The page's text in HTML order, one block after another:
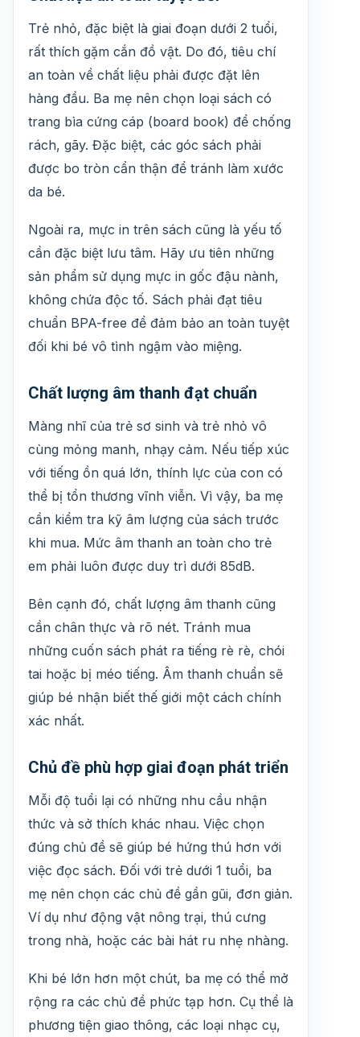
Trẻ nhỏ, đặc biệt là giai đoạn dưới 2 tuổi,
rất thích gặm cắn đồ vật. Do đó, tiêu chí
an toàn về chất liệu phải được đặt lên
hàng đầu. Ba mẹ nên chọn loại sách có
trang bìa cứng cáp (board book) để chống
rách, gãy. Đặc biệt, các góc sách phải
được bo tròn cẩn thận để tránh làm xước
da bé.
Ngoài ra, mực in trên sách cũng là yếu tố
cần đặc biệt lưu tâm. Hãy ưu tiên những
sản phẩm sử dụng mực in gốc đậu nành,
không chứa độc tố. Sách phải đạt tiêu
chuẩn BPA-free để đảm bảo an toàn tuyệt
đối khi bé vô tình ngậm vào miệng.
Chất lượng âm thanh đạt chuẩn
Màng nhĩ của trẻ sơ sinh và trẻ nhỏ vô
cùng mỏng manh, nhạy cảm. Nếu tiếp xúc
với tiếng ồn quá lớn, thính lực của con có
thể bị tổn thương vĩnh viễn. Vì vậy, ba mẹ
cần kiểm tra kỹ âm lượng của sách trước
khi mua. Mức âm thanh an toàn cho trẻ
em phải luôn được duy trì dưới 85dB.
Bên cạnh đó, chất lượng âm thanh cũng
cần chân thực và rõ nét. Tránh mua
những cuốn sách phát ra tiếng rè rè, chói
tai hoặc bị méo tiếng. Âm thanh chuẩn sẽ
giúp bé nhận biết thế giới một cách chính
xác nhất.
Chủ đề phù hợp giai đoạn phát triển
Mỗi độ tuổi lại có những nhu cầu nhận
thức và sở thích khác nhau. Việc chọn
đúng chủ đề sẽ giúp bé hứng thú hơn với
việc đọc sách. Đối với trẻ dưới 1 tuổi, ba
mẹ nên chọn các chủ đề gần gũi, đơn giản.
Ví dụ như động vật nông trại, thú cưng
trong nhà, hoặc các bài hát ru nhẹ nhàng.
Khi bé lớn hơn một chút, ba mẹ có thể mở
rộng ra các chủ đề phức tạp hơn. Cụ thể là
phương tiện giao thông, các loại nhạc cụ,